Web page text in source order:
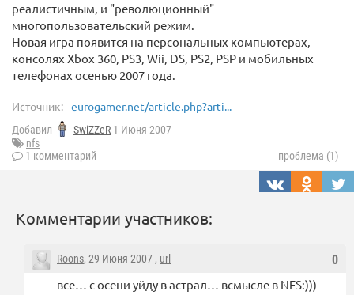
реалистичным, и "революционный"
многопользовательский режим.
Новая игра появится на персональных компьютерах,
консолях Xbox 360, PS3, Wii, DS, PS2, PSP и мобильных
телефонах осенью 2007 года.
Источник: eurogamer.net/article.php?arti...
Добавил SwiZZeR 1 Июня 2007
nfs
1 комментарий
проблема (1)
Комментарии участников:
0
Roons, 29 Июня 2007 , url
все… с осени уйду в астрал… всмысле в NFS:)))